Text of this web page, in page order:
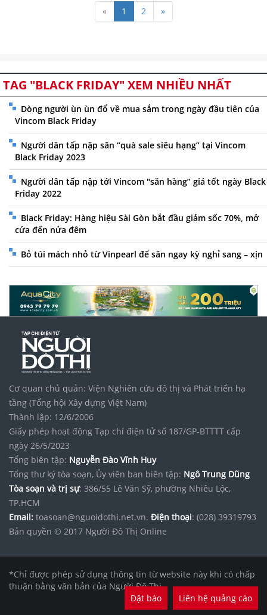
« 1 2 »
TAG "BLACK FRIDAY" XEM NHIỀU NHẤT
Dòng người ùn ùn đổ về mua sắm trong ngày đầu tiên của
Vincom Black Friday
Người dân tấp nập săn “quà sale siêu hạng” tại Vincom
Black Friday 2023
Người dân tấp nập tới Vincom "săn hàng” giá tốt ngày Black
Friday 2022
Black Friday: Hàng hiệu Sài Gòn bắt đầu giảm sốc 70%, mở
cửa đến nửa đêm
Bỏ túi mách nhỏ từ Vinpearl để săn ngay kỳ nghỉ sang – xịn
Cơ quan chủ quản: Viện Nghiên cứu đô thị và Phát triển hạ
tầng (Tổng hội Xây dựng Việt Nam)
Thành lập: 12/6/2006
Giấy phép hoạt động Tạp chí điện tử số 187/GP-BTTTT cấp
ngày 26/5/2023
Tổng biên tập: Nguyễn Đào Vĩnh Huy
Tổng thư ký tòa soạn, Ủy viên ban biên tập: Ngô Trung Dũng
Tòa soạn và trị sự: 386/55 Lê Văn Sỹ, phường Nhiêu Lộc,
TP.HCM
Email: toasoan@nguoidothi.net.vn. Điện thoại: (028) 39319793
Bản quyền © 2017 Người Đô Thị Online
*Chỉ được phép sử dụng thông tin từ website này khi có chấp
thuận bằng văn bản của Người Đô Thị.
Đặt báo
Liên hệ quảng cáo